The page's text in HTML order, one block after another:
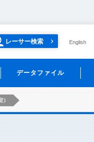
レーサー検索 English
データファイル